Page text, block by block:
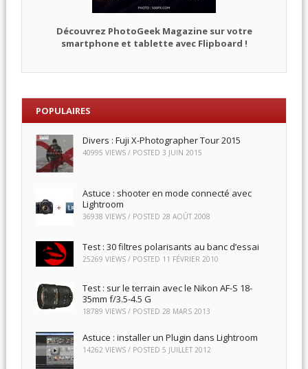
Découvrez PhotoGeek Magazine sur votre
smartphone et tablette avec Flipboard !
POPULAIRES
Divers : Fuji X-Photographer Tour 2015
40995 VIEWS / POSTED 3 JUIN 2015
Astuce : shooter en mode connecté avec
Lightroom
36938 VIEWS / POSTED 28 AOÛT 2008
Test : 30 filtres polarisants au banc d’essai
25269 VIEWS / POSTED 11 FÉVRIER 2010
Test : sur le terrain avec le Nikon AF-S 18-
35mm f/3.5-4.5 G
18789 VIEWS / POSTED 28 MARS 2013
Astuce : installer un Plugin dans Lightroom
14262 VIEWS / POSTED 5 JUILLET 2012